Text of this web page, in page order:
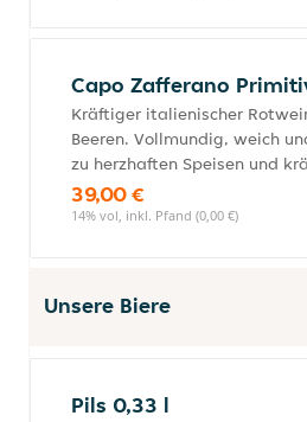
Capo Zafferano
Kräftiger italienischer
Beeren. Vollmundig, weich
zu herzhaften Speisen und
39,00 €
14% vol, inkl. Pfand (0,00 €)
Unsere Biere
Pils 0,33 l